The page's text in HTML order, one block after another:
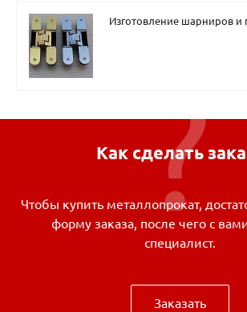
Изготовление шарниров и
Как сделать
Чтобы купить металлопрокат,
форму заказа, после чего с
специалист.
Заказать